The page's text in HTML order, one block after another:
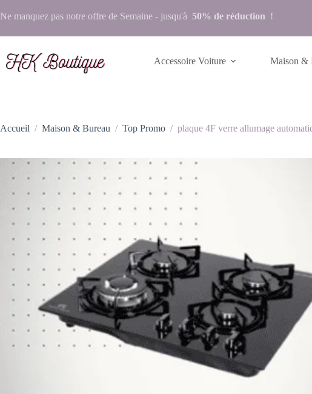
Ne manquez pas notre offre de Semaine - jusqu'à 50% de réduction !
Accessoire Voiture Maison &
Accueil / Maison & Bureau / Top Promo / plaque 4F verre allumage